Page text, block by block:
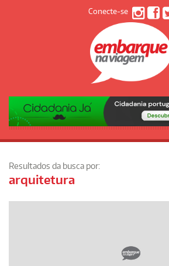
Conecte-se
Resultados da busca por:
arquitetura